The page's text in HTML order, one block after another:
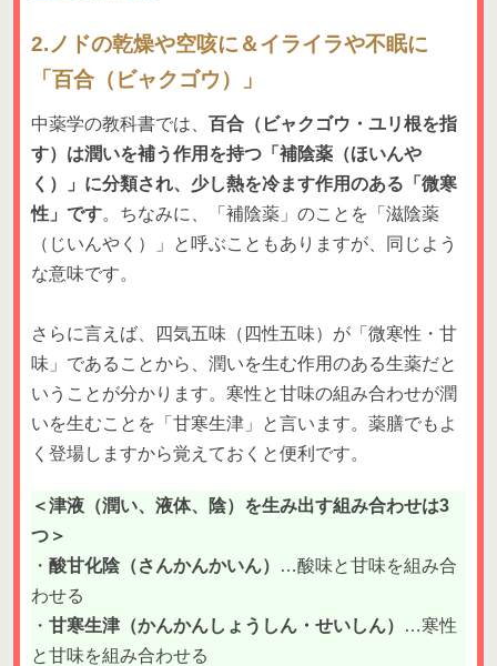
2.ノドの乾燥や空咳に＆イライラや不眠に
「百合（ビャクゴウ）」
中薬学の教科書では、 百合（ビャクゴウ・ユリ根を指
す）は潤いを補う作用を持つ「補陰薬（ほいんや
く）」に分類され、少し熱を冷ます作用のある「微寒
性」です。ちなみに、「補陰薬」のことを「滋陰薬
（じいんやく）」と呼ぶこともありますが、同じよう
な意味です。
さらに言えば、四気五味（四性五味）が「微寒性・甘
味」であることから、潤いを生む作用のある生薬だと
いうことが分かります。寒性と甘味の組み合わせが潤
いを生むことを「甘寒生津」と言います。薬膳でもよ
く登場しますから覚えておくと便利です。
＜津液（潤い、液体、陰）を生み出す組み合わせは3
つ＞
・ 酸甘化陰（さんかんかいん）
…酸味と甘味を組み合
わせる
・ 甘寒生津（かんかんしょうしん・せいしん）
…寒性
と甘味を組み合わせる